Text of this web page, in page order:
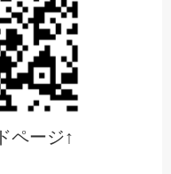
ページ↑